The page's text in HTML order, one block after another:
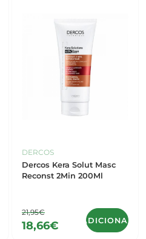
DERCOS
Dercos Kera Solut Masc
Reconst 2Min 200Ml
21,95€
18,66€ ADICIONAR